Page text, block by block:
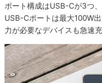
ポート構成はUSB-Cが3つ
USB-Cポートは最大100W
力が必要なデバイスも急速